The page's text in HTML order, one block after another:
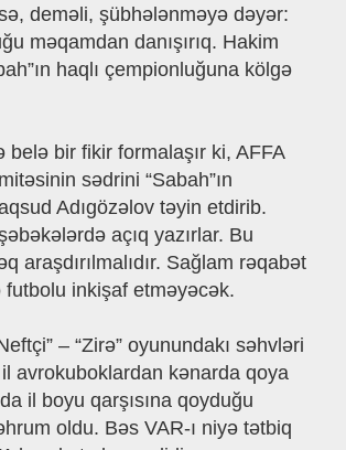
deməli, şübhələnməyə dəyər:
məqamdan danışırıq. Hakim
haqlı çempionluğuna kölgə
belə bir fikir formalaşır ki, AFFA
sədrini “Sabah”ın
Adıgözəlov təyin etdirib.
açıq yazırlar. Bu
araşdırılmalıdır. Sağlam rəqabət
futbolu inkişaf etməyəcək.
– “Zirə” oyunundakı səhvləri
il avrokuboklardan kənarda qoya
il boyu qarşısına qoyduğu
oldu. Bəs VAR-ı niyə tətbiq